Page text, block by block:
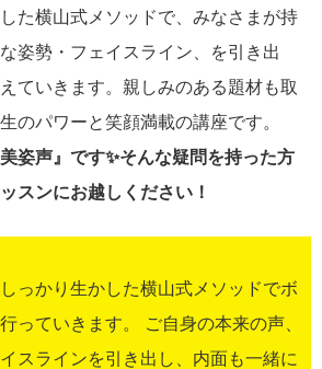
た横山式メソッドで、みなさまが持
姿勢・フェイスライン、を引き出
ていきます。親しみのある題材も取
のパワーと笑顔満載の講座です。
姿声』です✨そんな疑問を持った方
スンにお越しください！
っかり生かした横山式メソッドでボ
っていきます。 ご自身の本来の声、
スラインを引き出し、内面も一緒に